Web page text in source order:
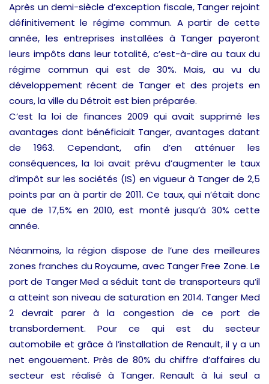
Après un demi-siècle d’exception fiscale, Tanger rejoint
définitivement le régime commun. A partir de cette
année, les entreprises installées à Tanger payeront
leurs impôts dans leur totalité, c’est-à-dire au taux du
régime commun qui est de 30%. Mais, au vu du
développement récent de Tanger et des projets en
cours, la ville du Détroit est bien préparée.
C’est la loi de finances 2009 qui avait supprimé les
avantages dont bénéficiait Tanger, avantages datant
de 1963. Cependant, afin d’en atténuer les
conséquences, la loi avait prévu d’augmenter le taux
d’impôt sur les sociétés (IS) en vigueur à Tanger de 2,5
points par an à partir de 2011. Ce taux, qui n’était donc
que de 17,5% en 2010, est monté jusqu’à 30% cette
année.
Néanmoins, la région dispose de l’une des meilleures
zones franches du Royaume, avec Tanger Free Zone. Le
port de Tanger Med a séduit tant de transporteurs qu’il
a atteint son niveau de saturation en 2014. Tanger Med
2 devrait parer à la congestion de ce port de
transbordement. Pour ce qui est du secteur
automobile et grâce à l’installation de Renault, il y a un
net engouement. Près de 80% du chiffre d’affaires du
secteur est réalisé à Tanger. Renault à lui seul a